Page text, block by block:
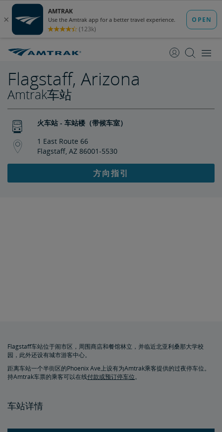
至
至
Flagstaff, Arizona
Amtrak车站
火车站 - 车站楼（带候车室）
1 East Route 66
Flagstaff, AZ 86001-5530
方向指引
Flagstaff车站位于闹市区，周围商店和餐馆林立，并临近北亚利桑那大学校
园，此外还设有城市游客中心。
距离车站一个半街区的Phoenix Ave上设有为Amtrak乘客提供的过夜停车位。
持Amtrak车票的乘客可以在线付款或预订停车位。
车站详情